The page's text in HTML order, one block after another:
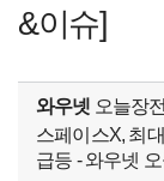
&이슈]
와우넷 오늘장
스페이스X, 최
급등 - 와우넷